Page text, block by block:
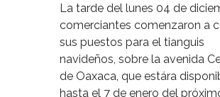
La tarde del lunes 04 de
comerciantes comenzaron a
sus puestos para el tianguis
navideños, sobre la avenida
de Oaxaca, que estára
hasta el 7 de enero del